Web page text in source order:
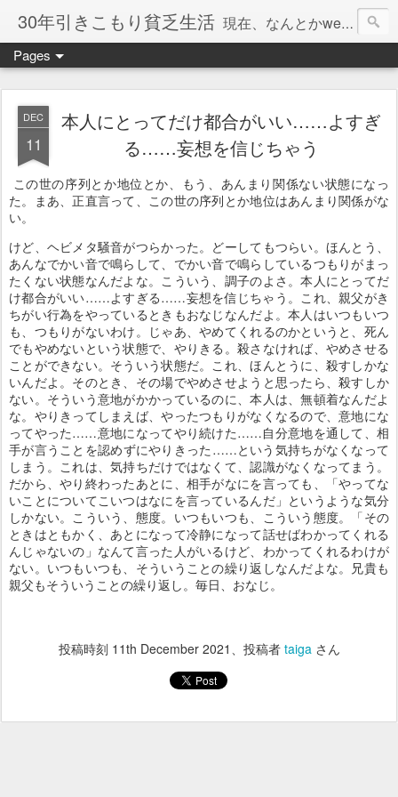
30年引きこもり貧乏生活 現在、なんとかweb系の仕事で食べています。このブログで扱う問題は「この世とはなにか」「人生とはなにか」「人間とはなにか」「強迫神経症の原因と解決法」「うつ病の原因と寄り添う方法」「家族の問題」などについてです。
Pages
DEC
11
本人にとってだけ都合がいい……よすぎ
る……妄想を信じちゃう
この世の序列とか地位とか、もう、あんまり関係ない状態になっ
た。まあ、正直言って、この世の序列とか地位はあんまり関係がな
い。
けど、ヘビメタ騒音がつらかった。どーしてもつらい。ほんとう、
あんなでかい音で鳴らして、でかい音で鳴らしているつもりがまっ
たくない状態なんだよな。こういう、調子のよさ。本人にとってだ
け都合がいい……よすぎる……妄想を信じちゃう。これ、親父がき
ちがい行為をやっているときもおなじなんだよ。本人はいつもいつ
も、つもりがないわけ。じゃあ、やめてくれるのかというと、死ん
でもやめないという状態で、やりきる。殺さなければ、やめさせる
ことができない。そういう状態だ。これ、ほんとうに、殺すしかな
いんだよ。そのとき、その場でやめさせようと思ったら、殺すしか
ない。そういう意地がかかっているのに、本人は、無頓着なんだよ
な。やりきってしまえば、やったつもりがなくなるので、意地にな
ってやった……意地になってやり続けた……自分意地を通して、相
手が言うことを認めずにやりきった……という気持ちがなくなって
しまう。これは、気持ちだけではなくて、認識がなくなってまう。
だから、やり終わったあとに、相手がなにを言っても、「やってな
いことについてこいつはなにを言っているんだ」というような気分
しかない。こういう、態度。いつもいつも、こういう態度。「その
ときはともかく、あとになって冷静になって話せばわかってくれる
んじゃないの」なんて言った人がいるけど、わかってくれるわけが
ない。いつもいつも、そういうことの繰り返しなんだよな。兄貴も
親父もそういうことの繰り返し。毎日、おなじ。
投稿時刻 11th December 2021 、投稿者 taigaさん